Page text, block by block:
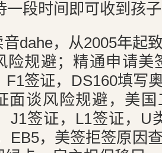
一段时间即可收到孩
dahe，从2005年起
险规避；精通申请美
F1签证，DS160填写
面谈风险规避，美
J1签证，L1签证，U
EB5，美签拒签原因